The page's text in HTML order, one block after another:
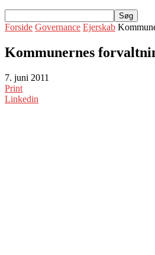
Forside Governance Ejerskab
Kommunernes
7. juni 2011
Print
Linkedin